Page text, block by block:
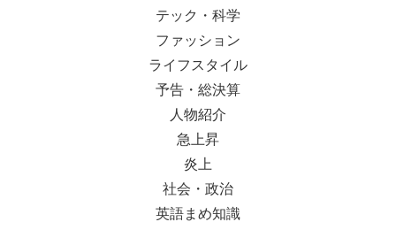
テック・科学
ファッション
ライフスタイル
予告・総決算
人物紹介
急上昇
炎上
社会・政治
英語まめ知識